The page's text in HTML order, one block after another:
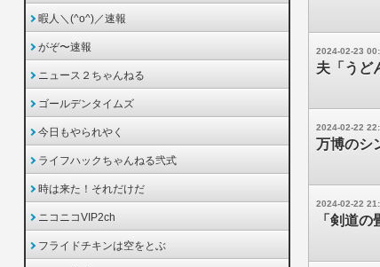
2024-02-23
夫「うど
2024-02-22
万博のシ
2024-02-22
「剣道
暇人＼(^o^)／速報
がぞ〜速報
ニュース２ちゃんねる
ゴールデンタイムズ
今日もやられやく
ライフハックちゃんねる弐式
時は来た！それだけだ
ニコニコVIP2ch
フライドチキンは空をとぶ